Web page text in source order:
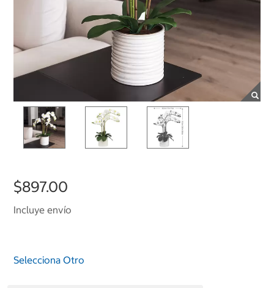
$897.00
Incluye envío
Selecciona Otro